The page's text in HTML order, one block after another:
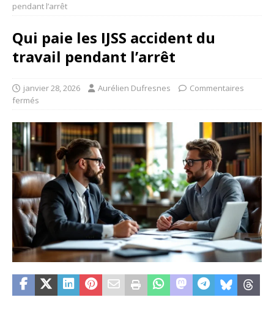
pendant l’arrêt
Qui paie les IJSS accident du
travail pendant l’arrêt
janvier 28, 2026 Aurélien Dufresnes
Commentaires
fermés